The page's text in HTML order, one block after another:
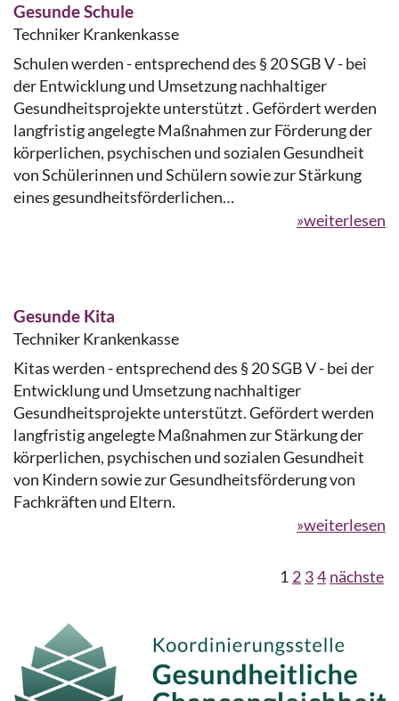
Gesunde Schule
Techniker Krankenkasse
Schulen werden - entsprechend des § 20 SGB V - bei
der Entwicklung und Umsetzung nachhaltiger
Gesundheitsprojekte unterstützt . Gefördert werden
langfristig angelegte Maßnahmen zur Förderung der
körperlichen, psychischen und sozialen Gesundheit
von Schülerinnen und Schülern sowie zur Stärkung
eines gesundheitsförderlichen…
»weiterlesen
Gesunde Kita
Techniker Krankenkasse
Kitas werden - entsprechend des § 20 SGB V - bei der
Entwicklung und Umsetzung nachhaltiger
Gesundheitsprojekte unterstützt. Gefördert werden
langfristig angelegte Maßnahmen zur Stärkung der
körperlichen, psychischen und sozialen Gesundheit
von Kindern sowie zur Gesundheitsförderung von
Fachkräften und Eltern.
»weiterlesen
1 2 34 nächste